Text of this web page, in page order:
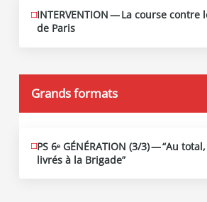
JUIN
12
INTERVENTION — La course
de Paris
Grands formats
JUIN
19
2026
PS 6ᵉ GÉNÉRATION (3/​3) — “Au
livrés à la Brigade”